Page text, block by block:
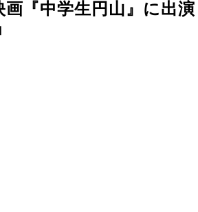
画『中学生円山』に出